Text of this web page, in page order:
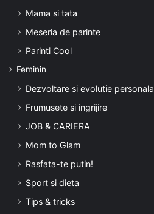
Mama si tata
Meseria de parinte
Parinti Cool
Feminin
Dezvoltare si evolutie personala
Frumusete si ingrijire
JOB & CARIERA
Mom to Glam
Rasfata-te putin!
Sport si dieta
Tips & tricks